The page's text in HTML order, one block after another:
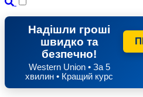
Надішли гроші
швидко та
безпечно!
Western Union • За 5
хвилин • Кращий курс